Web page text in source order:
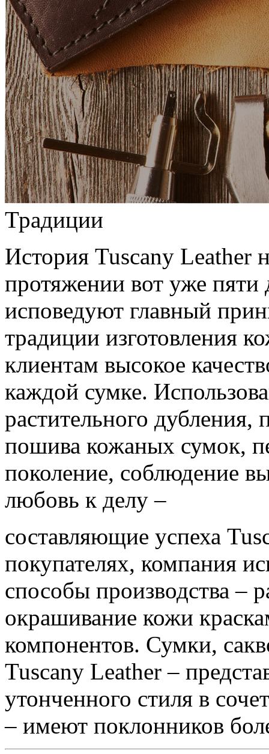
Традиции
История Tuscany Leather
протяжении вот уже пяти
исповедуют главный
традиции изготовления
клиентам высокое
каждой сумке.
растительного дубления,
пошива кожаных сумок,
поколение, соблюдение
любовь к делу –
составляющие успеха
покупателях, компания
способы производства –
окрашивание кожи
компонентов. Сумки,
Tuscany Leather –
утонченного стиля в
– имеют поклонников